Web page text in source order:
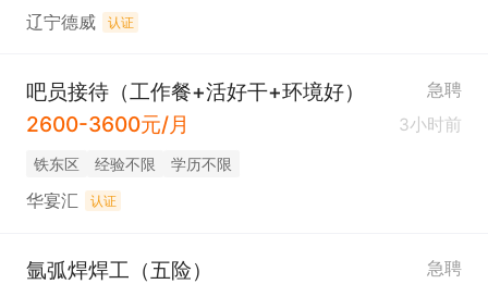
辽宁德威 认证
吧员接待（工作餐+活好干+环境好） 急聘
2600-3600元/月 3小时前
铁东区 经验不限 学历不限
华宴汇 认证
氩弧焊焊工（五险） 急聘